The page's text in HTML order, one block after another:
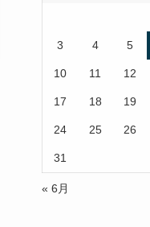
3 4 5
10 11 12
17 18 19
24 25 26
31
« 6月